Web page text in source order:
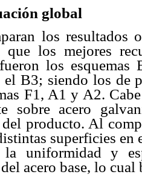
global
los resultados
que los mejores
los
B3; siendo los de
F1, A1 y A2.
sobre acero
producto. Al
superficies
uniformidad y
acero base, lo